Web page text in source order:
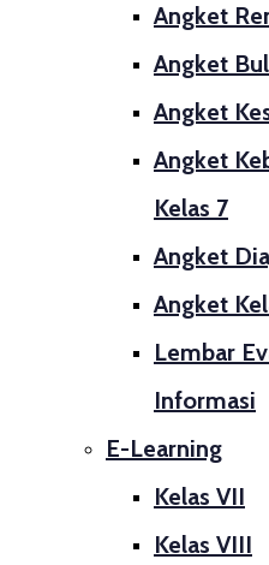
Angket
Angket
Angket
Angket
Kelas 7
Angket
Angket
Lembar
Informasi
E-Learning
Kelas VII
Kelas VIII